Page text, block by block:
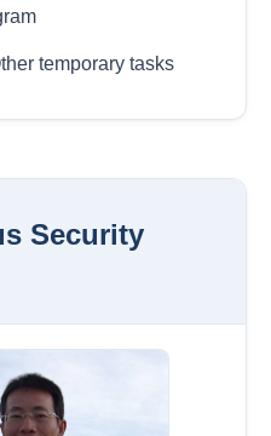
temporary tasks
Security